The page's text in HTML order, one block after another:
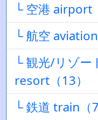
└ 空港 airport
└ 航空 aviation
└ 観光/リゾ
resort（13）
└ 鉄道 train（